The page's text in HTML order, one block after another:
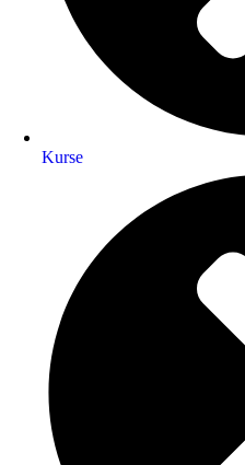
Kurse